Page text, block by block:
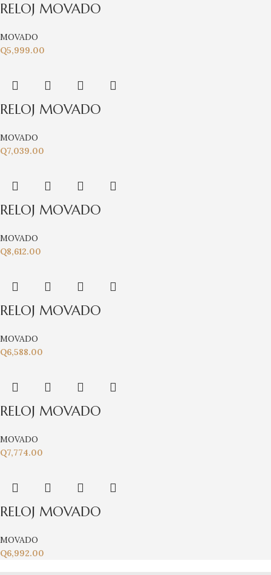
RELOJ MOVADO
MOVADO
Q5,999.00
RELOJ MOVADO
MOVADO
Q7,039.00
RELOJ MOVADO
MOVADO
Q8,612.00
RELOJ MOVADO
MOVADO
Q6,588.00
RELOJ MOVADO
MOVADO
Q7,774.00
RELOJ MOVADO
MOVADO
Q6,992.00